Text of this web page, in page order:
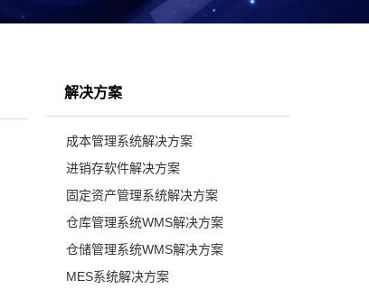
解决方案
成本管理系统解决方案
进销存软件解决方案
固定资产管理系统解决方案
仓库管理系统WMS解决方案
仓储管理系统WMS解决方案
MES系统解决方案